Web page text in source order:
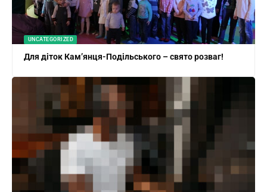
UNCATEGORIZED
Для діток Кам’янця-Подільського – свято розваг!